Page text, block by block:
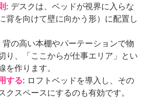
: デスクは、ベッドが視界に入らな
背を向けて壁に向かう形）に配置し
背の高い本棚やパーテーションで物
り、「ここからが仕事エリア」とい
を作ります。
する: ロフトベッドを導入し、その
クスペースにするのも有効です。